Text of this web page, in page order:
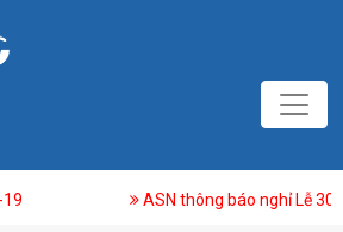
báo nghỉ Lễ 30/4 và 1/5